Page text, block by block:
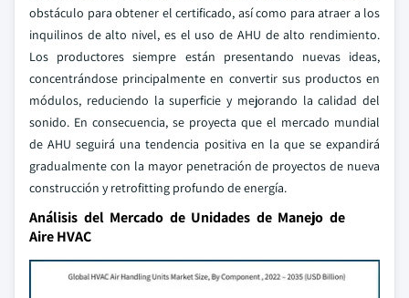
obstáculo para obtener el certificado, así como para atraer a los
inquilinos de alto nivel, es el uso de AHU de alto rendimiento.
Los productores siempre están presentando nuevas ideas,
concentrándose principalmente en convertir sus productos en
módulos, reduciendo la superficie y mejorando la calidad del
sonido. En consecuencia, se proyecta que el mercado mundial
de AHU seguirá una tendencia positiva en la que se expandirá
gradualmente con la mayor penetración de proyectos de nueva
construcción y retrofitting profundo de energía.
Análisis del Mercado de Unidades de Manejo de
Aire HVAC